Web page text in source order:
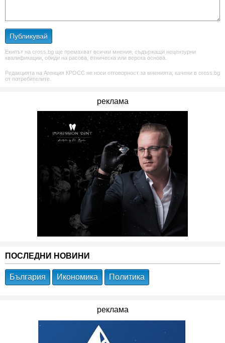
Публикувай
Екипът на cross.bg ще премахват всички мнения, съдържащи нецензурни
квалификации, обиди на расова, етническа или верска основа.
Редакцията на Агенция КРОСС не носи отговорност за мненията, качени в cross.bg
от потребителите.
реклама
ПОСЛЕДНИ НОВИНИ
България Икономика Политика
реклама